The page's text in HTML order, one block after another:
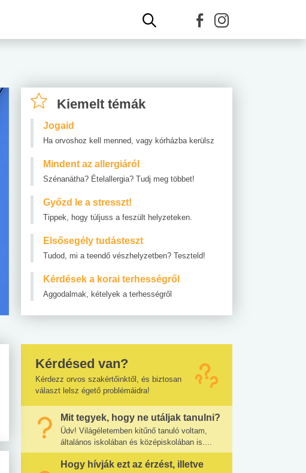
Kiemelt témák
Jogaid
Ha orvoshoz kell menned, vagy kórházba kerülsz
Mindent az allergiáról
Szénanátha? Ételallergia? Tudj meg többet!
Győzd le a stresszt!
Tippek, hogy túljuss a feszült helyzeteken.
Elsősegély tudásteszt
Tudod, mi a teendő vészhelyzetben? Teszteld!
Kérdések a korai terhességről
Aggodalmak, kételyek a terhességről
Kérdésed van?
Kérdezz orvos szakértőinktől, és biztosan
választ lelsz égető problémáidra!
Mit tegyek, hogy ne utáljak tanulni?
Üdv! Világéletemben kitűnő tanuló voltam,
általános iskolában és középiskolában is....
Hogy hívják ezt az érzést, illetve